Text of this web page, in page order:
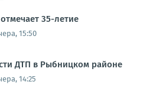
35-летие
15:50
ДТП в Рыбницком районе
14:25